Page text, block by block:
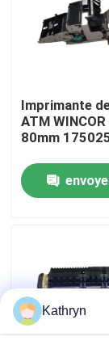
Visite
Contactez-
Demandez
Pièces
pièces
Imprimante
ATM
80mm
Kathryn